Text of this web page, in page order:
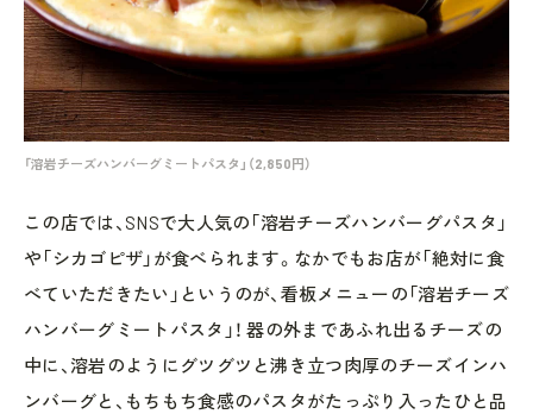
「溶岩チーズハンバーグミートパスタ」（2,850円）
この店では、SNSで大人気の「溶岩チーズハンバーグパスタ」
や「シカゴピザ」が食べられます。なかでもお店が「絶対に食
べていただきたい」というのが、看板メニューの「溶岩チーズ
ハンバーグミートパスタ」！ 器の外まであふれ出るチーズの
中に、溶岩のようにグツグツと沸き立つ肉厚のチーズインハ
ンバーグと、もちもち食感のパスタがたっぷり入ったひと品